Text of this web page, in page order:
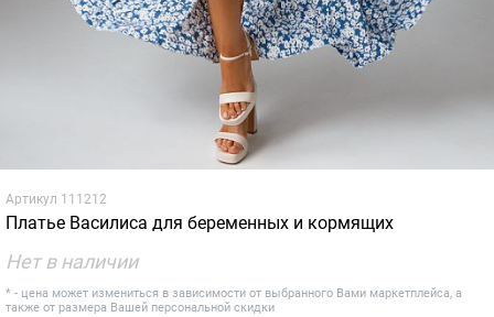
Артикул 111212
Платье Василиса для беременных и кормящих
Нет в наличии
* - цена может измениться в зависимости от выбранного Вами маркетплейса, а
также от размера Вашей персональной скидки